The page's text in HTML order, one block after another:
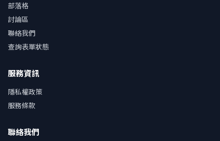
部落格
討論區
聯絡我們
查詢表單狀態
服務資訊
隱私權政策
服務條款
聯絡我們